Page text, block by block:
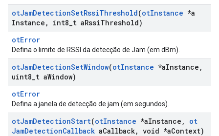
otJamDetectionSetRssiThreshold(otInstance *a
Instance , int8 t aRssiThreshold)
otError
Defina o limite de RSSI da detecção de Jam (em dBm).
otJamDetectionSetWindow(otInstance *aInstance ,
uint8 t aWindow)
otError
Defina a janela de detecção de jam (em segundos).
otJamDetectionStart(otInstance *aInstance ,
ot
JamDetectionCallback aCallback, void *aContext)